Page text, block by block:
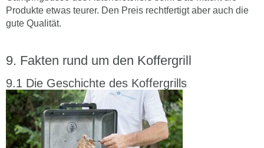
Produkte etwas teurer. Den Preis rechtfertigt aber auch die
gute Qualität.
Fakten rund um den Koffergrill
Die Geschichte des Koffergrills